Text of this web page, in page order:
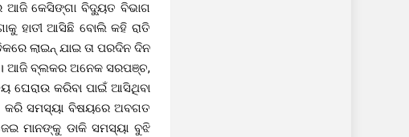
ଆଜି କେସିଙ୍ଗା ବିଦ୍ୟୁତ ବିଭାଗ
ହାତୀ ଆସିଛି ବୋଲି କହି ରାତି
ଲାଇନ୍ ଯାଇ ତା ପରଦିନ ଦିନ
ଆଜି ବ୍ଲକର ଅନେକ ସରପଞ୍ଚ,
ଘେରାଉ କରିବା ପାଇଁ ଆସିଥିବା
କରି ସମସ୍ୟା ବିଷୟରେ ଅବଗତ
ମାନଙ୍କୁ ଡାକି ସମସ୍ୟା ବୁଝି